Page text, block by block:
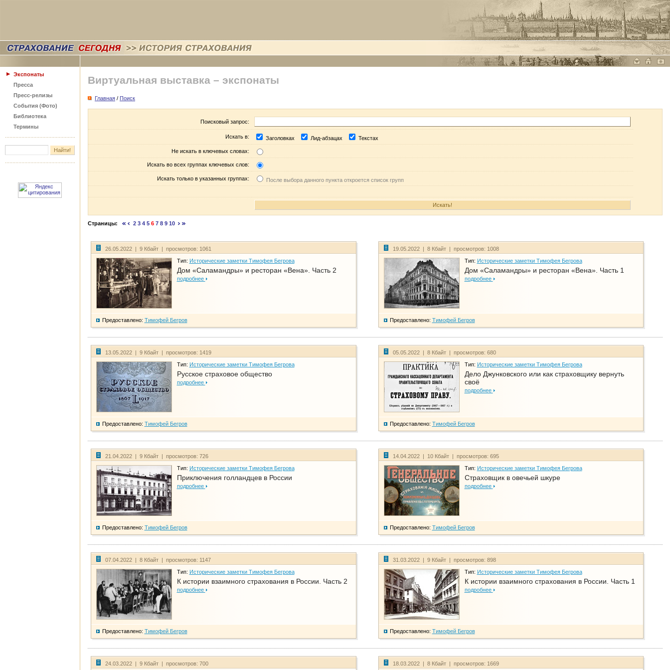
Экспонаты
Пресса
Пресс-релизы
События (Фото)
Библиотека
Термины
Виртуальная выставка – экспонаты
Главная / Поиск
Поисковый запрос:
Искать в: Заголовках Лид-абзацах Текстах
Не искать в ключевых словах:
Искать во всех группах ключевых слов:
Искать только в указанных группах: После выбора данного пункта откроется список групп
Страницы: 2 3 4 5 6 7 8 9 10
26.05.2022 | 9 Кбайт | просмотров: 1061
Тип: Исторические заметки Тимофея Бегрова
Дом «Саламандры» и ресторан «Вена». Часть 2
подробнее
Предоставлено: Тимофей Бегров
19.05.2022 | 8 Кбайт | просмотров: 1008
Тип: Исторические заметки Тимофея Бегрова
Дом «Саламандры» и ресторан «Вена». Часть 1
подробнее
Предоставлено: Тимофей Бегров
13.05.2022 | 9 Кбайт | просмотров: 1419
Тип: Исторические заметки Тимофея Бегрова
Русское страховое общество
подробнее
Предоставлено: Тимофей Бегров
05.05.2022 | 8 Кбайт | просмотров: 680
Тип: Исторические заметки Тимофея Бегрова
Дело Джунковского или как страховщику вернуть
своё
подробнее
Предоставлено: Тимофей Бегров
21.04.2022 | 9 Кбайт | просмотров: 726
Тип: Исторические заметки Тимофея Бегрова
Приключения голландцев в России
подробнее
Предоставлено: Тимофей Бегров
14.04.2022 | 10 Кбайт | просмотров: 695
Тип: Исторические заметки Тимофея Бегрова
Страховщик в овечьей шкуре
подробнее
Предоставлено: Тимофей Бегров
07.04.2022 | 8 Кбайт | просмотров: 1147
Тип: Исторические заметки Тимофея Бегрова
К истории взаимного страхования в России. Часть 2
подробнее
Предоставлено: Тимофей Бегров
31.03.2022 | 9 Кбайт | просмотров: 898
Тип: Исторические заметки Тимофея Бегрова
К истории взаимного страхования в России. Часть 1
подробнее
Предоставлено: Тимофей Бегров
24.03.2022 | 9 Кбайт | просмотров: 700 18.03.2022 | 8 Кбайт | просмотров: 1669